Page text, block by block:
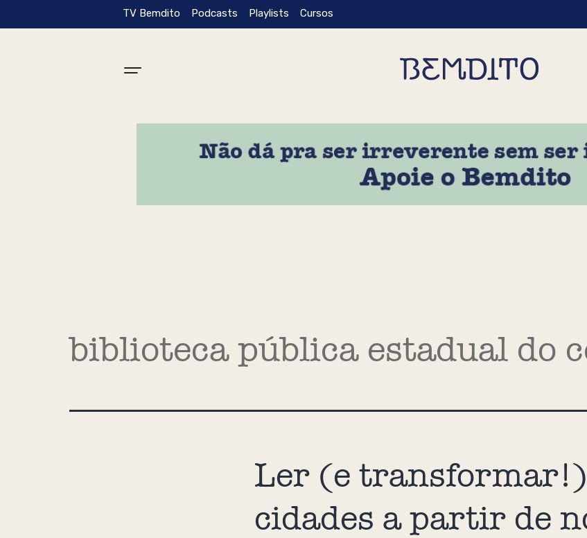
TV Bemdito Podcasts Playlists Cursos
biblioteca pública estadual do
Ler (e
cidades a partir de